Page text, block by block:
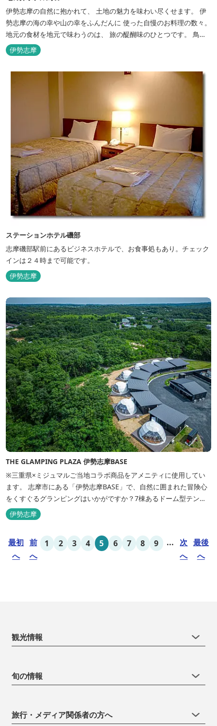
伊勢志摩の自然に抱かれて、 土地の魅力を味わい尽くせます。 伊
勢志摩の海の幸や山の幸をふんだんに 使った自慢のお料理の数々。
地元の食材を地元で味わうのは、 旅の醍醐味のひとつです。 鳥羽
湾の潮風を感じる露天風呂や 広々としたテラス付きのお部屋。 行
き交うフェリーをのんびり眺めて、 日常をちょっと忘れるひと時を
お過ごしください。
伊勢志摩
ステーションホテル磯部
志摩磯部駅前にあるビジネスホテルで、お食事処もあり。チェック
インは２４時まで可能です。
伊勢志摩
THE GLAMPING PLAZA 伊勢志摩BASE
※三重県×ミジュマルご当地コラボ商品をアメニティに使用してい
ます。 志摩市にある「伊勢志摩BASE」で、自然に囲まれた冒険心
をくすぐるグランピングはいかがですか？7棟あるドーム型テント
での宿泊やFREE BARのサービス、伊勢志摩の特産を使ったBBQ
が、楽しいひとときを演出します。温暖な伊勢志摩で、特別なリゾ
伊勢志摩
最初
へ
前
へ
1 2 3 4 5 6 7 8 9 ...
次
へ
最後
へ
観光情報
旬の情報
旅行・メディア関係者の方へ